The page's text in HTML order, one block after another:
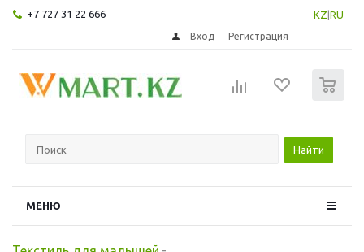
+7 727 31 22 666 KZ RU
Вход Регистрация
Найти
МЕНЮ